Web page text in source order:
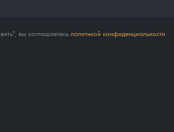
вы соглашаетесь политикой конфиденциальности